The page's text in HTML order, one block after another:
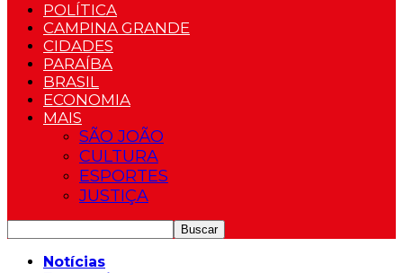
POLÍTICA
CAMPINA GRANDE
CIDADES
PARAÍBA
BRASIL
ECONOMIA
MAIS
SÃO JOÃO
CULTURA
ESPORTES
JUSTIÇA
Notícias